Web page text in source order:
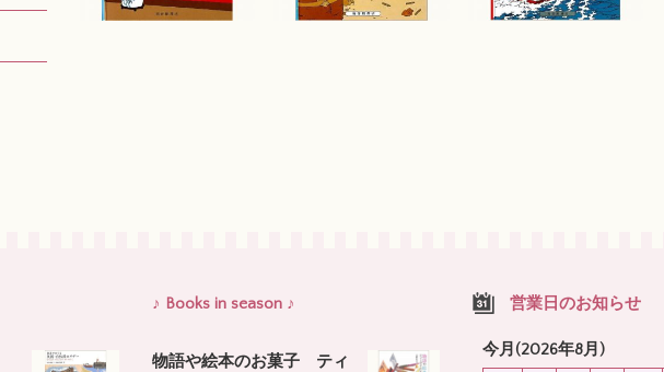
♪ Books in season ♪
物語や絵本のお菓子 ティ
営業日のお知らせ
今月(2026年8月)